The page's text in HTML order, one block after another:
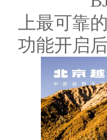
上最可靠
功能开启